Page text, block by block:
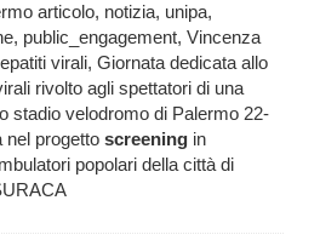
articolo, notizia, unipa,
public_engagement, Vincenza
virali, Giornata dedicata allo
rivolto agli spettatori di una
stadio velodromo di Palermo 22-
nel progetto screening in
popolari della città di